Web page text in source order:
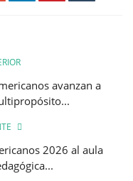
avanzan a
2026 al aula